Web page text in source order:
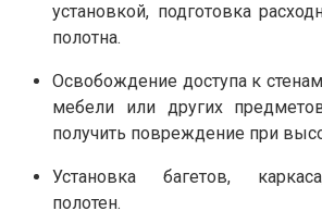
установкой, подготовка
полотна.
Освобождение доступа к
мебели или других
получить повреждение при
Установка багетов,
полотен.